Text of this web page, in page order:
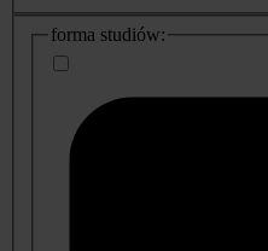
dodatkowe
informacje
forma studiów: